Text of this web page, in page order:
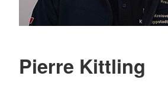
Pierre Kittling